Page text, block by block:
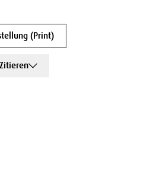
(Print)
Zitieren